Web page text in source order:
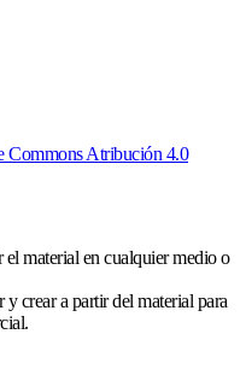
Commons Atribución 4.0
material en cualquier medio o
crear a partir del material para